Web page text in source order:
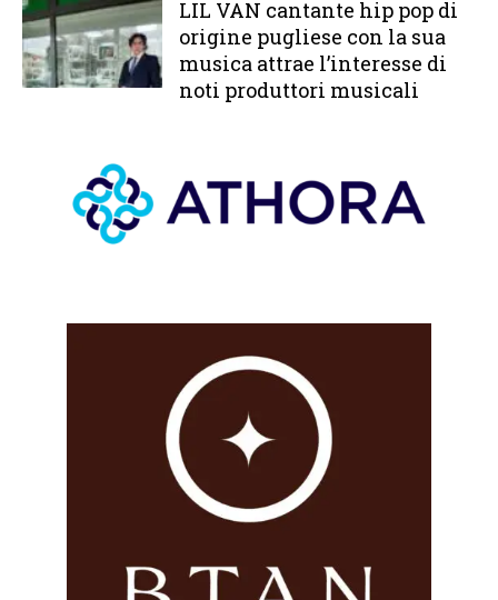
LIL VAN cantante hip pop di
origine pugliese con la sua
musica attrae l’interesse di
noti produttori musicali